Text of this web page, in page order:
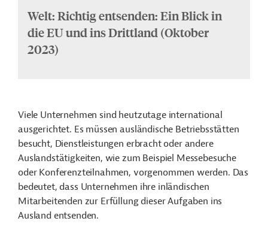
Welt: Richtig entsenden: Ein Blick in
die EU und ins Drittland (Oktober
2023)
Viele Unternehmen sind heutzutage international
ausgerichtet. Es müssen ausländische Betriebsstätten
besucht, Dienstleistungen erbracht oder andere
Auslandstätigkeiten, wie zum Beispiel Messebesuche
oder Konferenzteilnahmen, vorgenommen werden. Das
bedeutet, dass Unternehmen ihre inländischen
Mitarbeitenden zur Erfüllung dieser Aufgaben ins
Ausland entsenden.